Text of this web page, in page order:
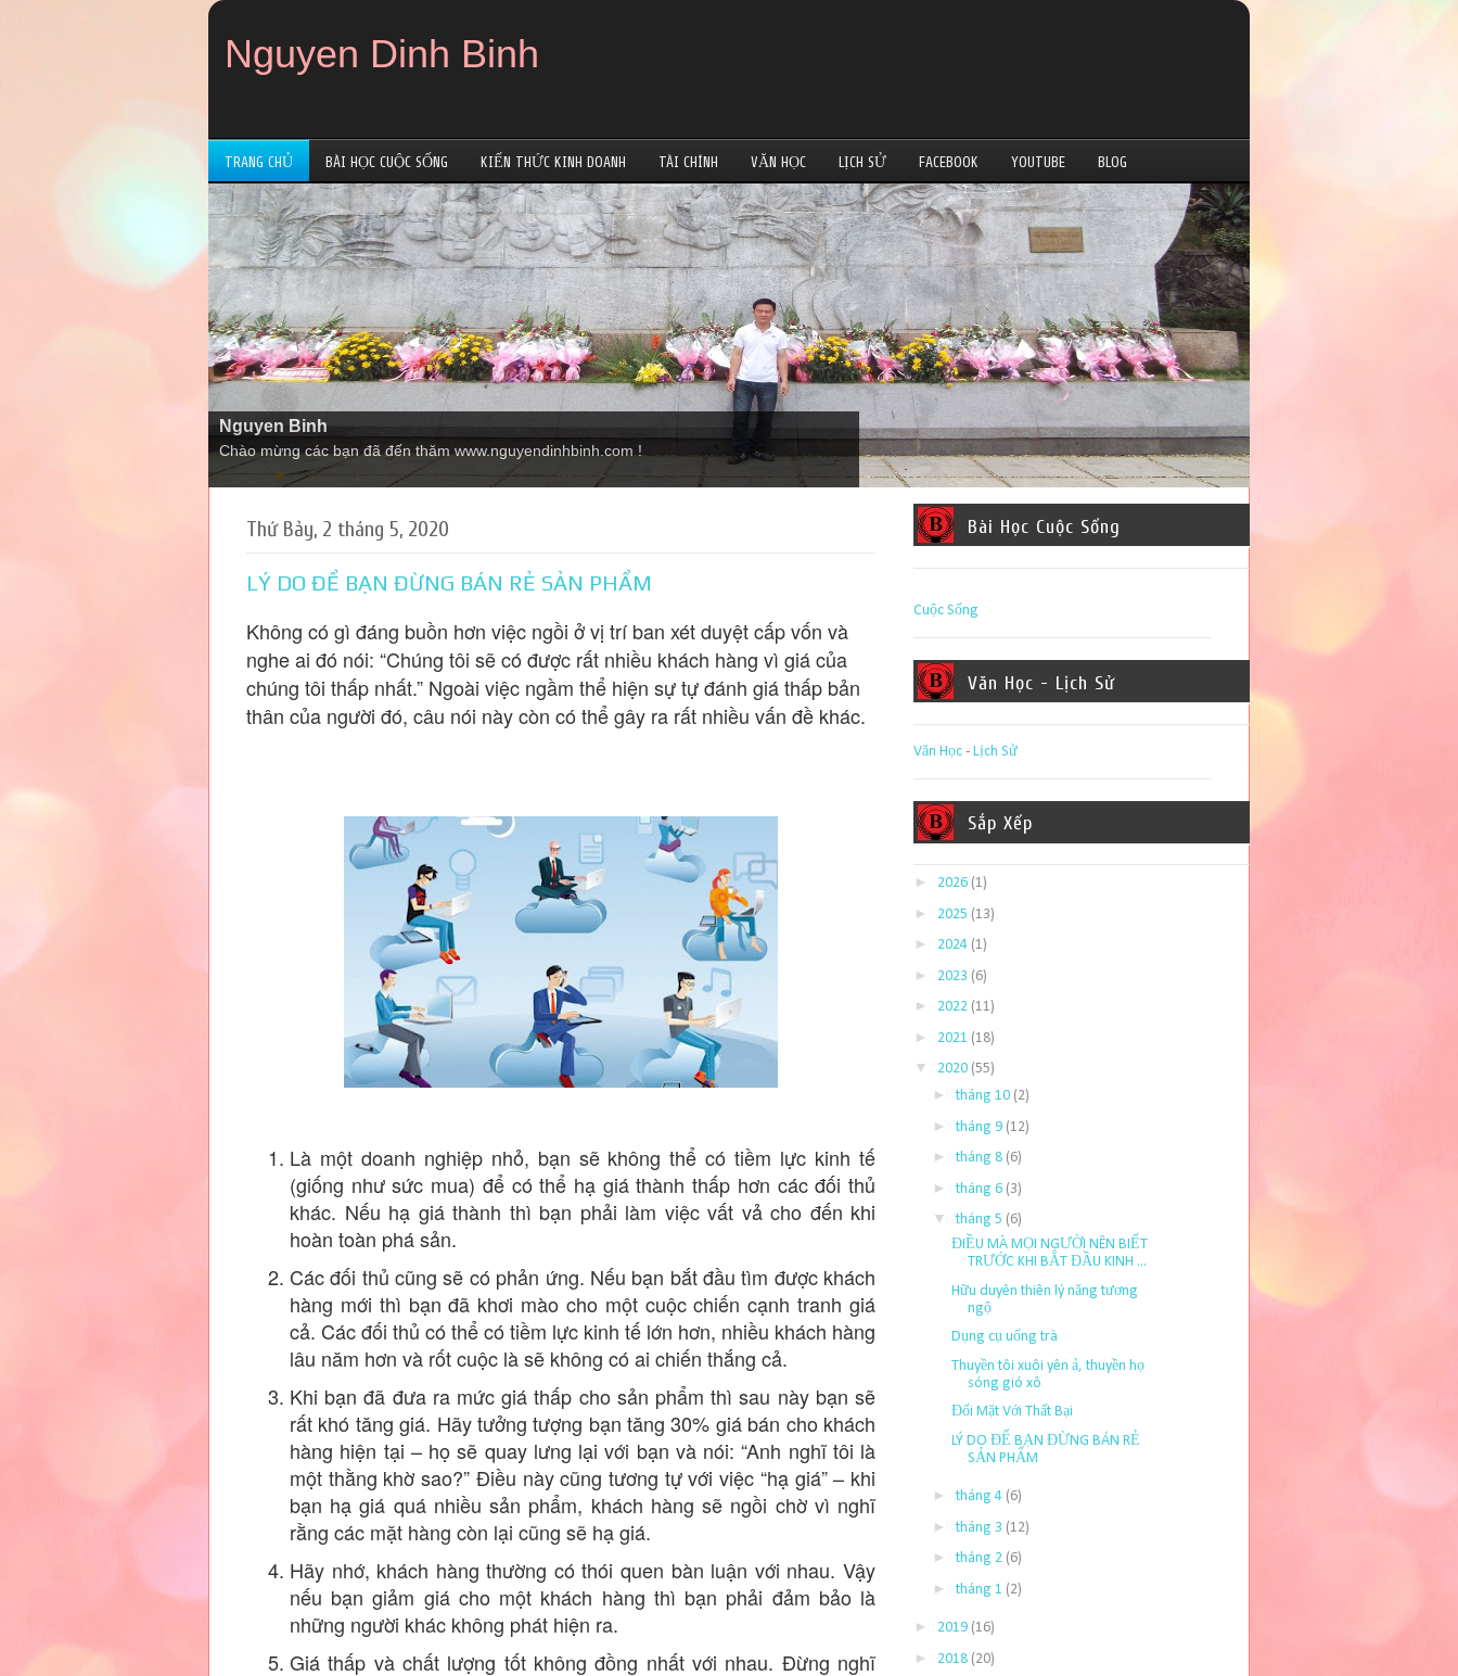
Nguyen Dinh Binh
TRANG CHỦ BÀI HỌC CUỘC SỐNG KIẾN THỨC KINH DOANH TÀI CHÍNH VĂN HỌC LỊCH SỬ FACEBOOK YOUTUBE BLOG
Nguyen Binh
Thứ Bảy, 2 tháng 5, 2020
LÝ DO ĐỂ BẠN ĐỪNG BÁN RẺ SẢN PHẨM
Không có gì đáng buồn hơn việc ngồi ở vị trí ban xét duyệt cấp vốn và
nghe ai đó nói: “Chúng tôi sẽ có được rất nhiều khách hàng vì giá của
chúng tôi thấp nhất.” Ngoài việc ngầm thể hiện sự tự đánh giá thấp bản
thân của người đó, câu nói này còn có thể gây ra rất nhiều vấn đề khác.
Là một doanh nghiệp nhỏ, bạn sẽ không thể có tiềm lực kinh tế
(giống như sức mua) để có thể hạ giá thành thấp hơn các đối thủ
khác. Nếu hạ giá thành thì bạn phải làm việc vất vả cho đến khi
hoàn toàn phá sản.
Các đối thủ cũng sẽ có phản ứng. Nếu bạn bắt đầu tìm được khách
hàng mới thì bạn đã khơi mào cho một cuộc chiến cạnh tranh giá
cả. Các đối thủ có thể có tiềm lực kinh tế lớn hơn, nhiều khách hàng
lâu năm hơn và rốt cuộc là sẽ không có ai chiến thắng cả.
Khi bạn đã đưa ra mức giá thấp cho sản phẩm thì sau này bạn sẽ
rất khó tăng giá. Hãy tưởng tượng bạn tăng 30% giá bán cho khách
hàng hiện tại – họ sẽ quay lưng lại với bạn và nói: “Anh nghĩ tôi là
một thằng khờ sao?” Điều này cũng tương tự với việc “hạ giá” – khi
bạn hạ giá quá nhiều sản phẩm, khách hàng sẽ ngồi chờ vì nghĩ
rằng các mặt hàng còn lại cũng sẽ hạ giá.
Hãy nhớ, khách hàng thường có thói quen bàn luận với nhau. Vậy
nếu bạn giảm giá cho một khách hàng thì bạn phải đảm bảo là
những người khác không phát hiện ra.
Giá thấp và chất lượng tốt không đồng nhất với nhau. Đừng nghĩ
Bài Học Cuộc Sống
Cuộc Sống
Văn Học - Lịch Sử
Văn Học - Lịch Sử
Sắp Xếp
► 2026 (1)
► 2025 (13)
► 2024 (1)
► 2023 (6)
► 2022 (11)
► 2021 (18)
▼ 2020 (55)
►tháng 10 (2)
►tháng 9 (12)
►tháng 8 (6)
►tháng 6 (3)
▼ tháng 5 (6)
ĐIỀU MÀ MỌI NGƯỜI NÊN BIẾT
TRƯỚC KHI BẮT ĐẦU KINH ...
Hữu duyên thiên lý năng tương
ngộ
Dụng cụ uống trà
Thuyền tôi xuôi yên ả, thuyền họ
sóng gió xô
Đối Mặt Với Thất Bại
LÝ DO ĐỂ BẠN ĐỪNG BÁN RẺ
SẢN PHẨM
►tháng 4 (6)
►tháng 3 (12)
►tháng 2 (6)
►tháng 1 (2)
► 2019 (16)
► 2018 (20)